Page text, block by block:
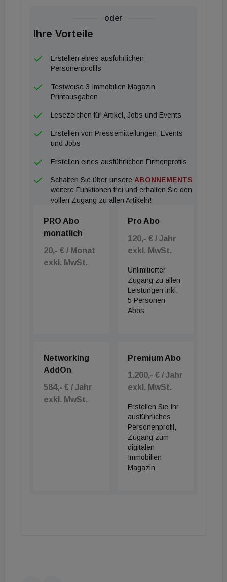
oder
Ihre Vorteile
Erstellen eines ausführlichen
Personenprofils
Testweise 3 Immobilien Magazin
Printausgaben
Lesezeichen für Artikel, Jobs und Events
Erstellen von Pressemitteilungen, Events
und Jobs
Erstellen eines ausführlichen Firmenprofils
Schalten Sie über unsere ABONNEMENTS
weitere Funktionen frei und erhalten Sie den
vollen Zugang zu allen Artikeln!
PRO Abo
monatlich
20,- € / Monat
exkl. MwSt.
Pro Abo
120,- € / Jahr
exkl. MwSt.
Unlimitierter
Zugang zu allen
Leistungen inkl.
5 Personen
Abos
Networking
AddOn
584,- € / Jahr
exkl. MwSt.
Premium Abo
1.200,- € / Jahr
exkl. MwSt.
Erstellen Sie Ihr
ausführliches
Personenprofil,
Zugang zum
digitalen
Immobilien
Magazin